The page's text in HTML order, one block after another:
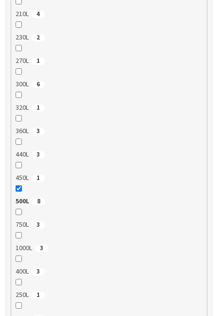
210L 4
230L 2
270L 1
300L 6
320L 1
360L 3
440L 3
450L 1
500L 8
750L 3
1000L 3
400L 3
250L 1